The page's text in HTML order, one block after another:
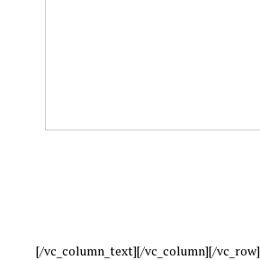
[/vc_column_text][/vc_column][/vc_row]